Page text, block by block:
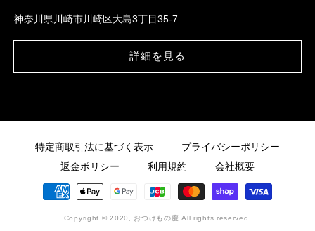
神奈川県川崎市川崎区大島3丁目35-7
詳細を見る
特定商取引法に基づく表示
プライバシーポリシー
返金ポリシー
利用規約 会社概要
決
済
Copyright © 2020, おつけもの慶 All rights reserved.